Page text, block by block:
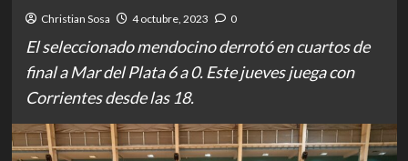
Christian Sosa 4 octubre, 2023 0
El seleccionado mendocino derrotó en cuartos de
final a Mar del Plata 6 a 0. Este jueves juega con
Corrientes desde las 18.